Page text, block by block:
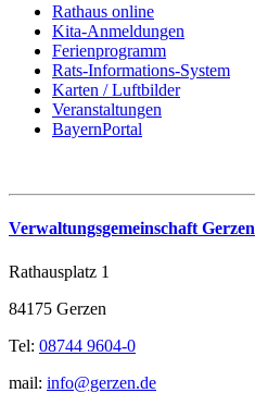
Rathaus online
Kita-Anmeldungen
Ferienprogramm
Rats-Informations-System
Karten / Luftbilder
Veranstaltungen
BayernPortal
Verwaltungsgemeinschaft Gerzen
Rathausplatz 1
84175 Gerzen
Tel: 08744 9604-0
mail: info@gerzen.de